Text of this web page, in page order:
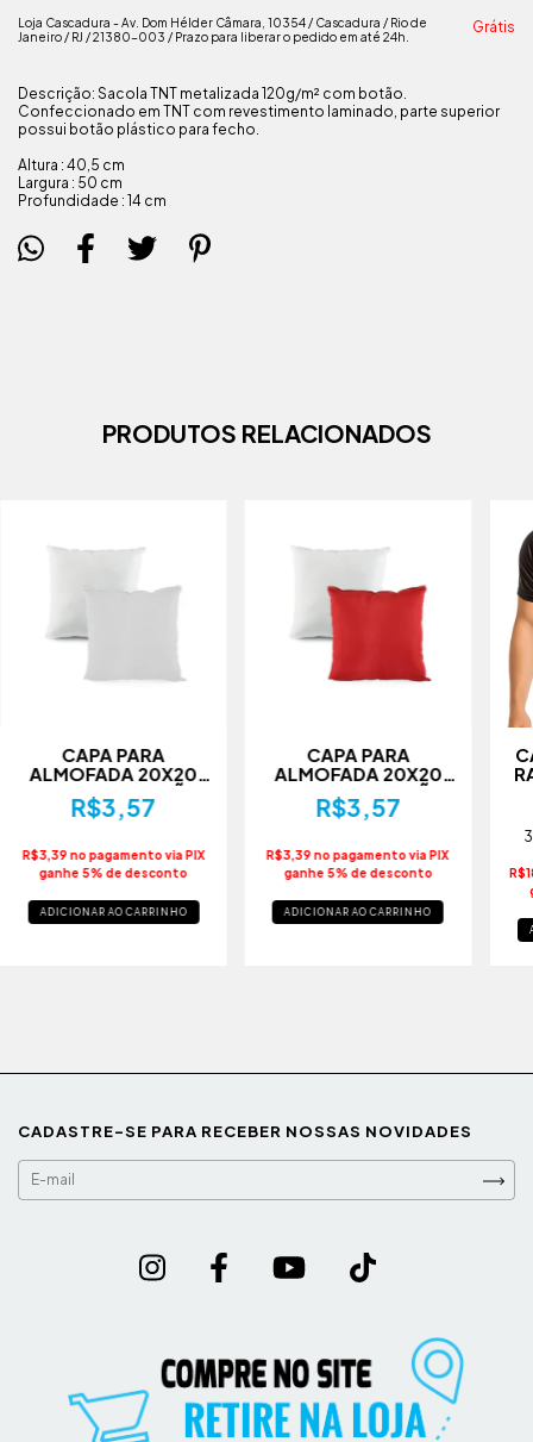
Loja Cascadura - Av. Dom Hélder Câmara, 10354 / Cascadura / Rio de
Janeiro / RJ / 21380-003 / Prazo para liberar o pedido em até 24h.
Grátis
Descrição: Sacola TNT metalizada 120g/m² com botão.
Confeccionado em TNT com revestimento laminado, parte superior
possui botão plástico para fecho.
Altura : 40,5 cm
Largura : 50 cm
Profundidade : 14 cm
PRODUTOS RELACIONADOS
CAPA PARA
ALMOFADA 20X20
PARA SUBLIMAÇÃO
BRANCO
R$3,57
R$3,39 no pagamento via PIX
ganhe 5% de desconto
ADICIONAR AO CARRINHO
CAPA PARA
ALMOFADA 20X20
PARA SUBLIMAÇÃO
VERMELHO
R$3,57
R$3,39 no pagamento via PIX
ganhe 5% de desconto
ADICIONAR AO CARRINHO
3
CADASTRE-SE PARA RECEBER NOSSAS NOVIDADES